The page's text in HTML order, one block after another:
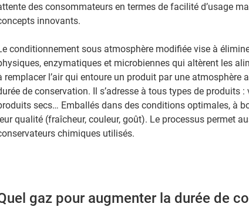
des consommateurs en termes de facilité d’usage
innovants.
conditionnement sous atmosphère modifiée vise à
enzymatiques et microbiennes qui altèrent les
remplacer l’air qui entoure un produit par une atmosphère
de conservation. Il s’adresse à tous types de produits
secs… Emballés dans des conditions optimales, à
qualité (fraîcheur, couleur, goût). Le processus permet
chimiques utilisés.
gaz pour augmenter la durée de